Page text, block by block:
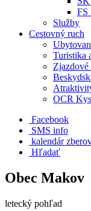
FS
Služby
Cestovný ruch
Turistika
OCR
Facebook
SMS info
kalendár
Hľadať
Obec Makov
letecký pohľad